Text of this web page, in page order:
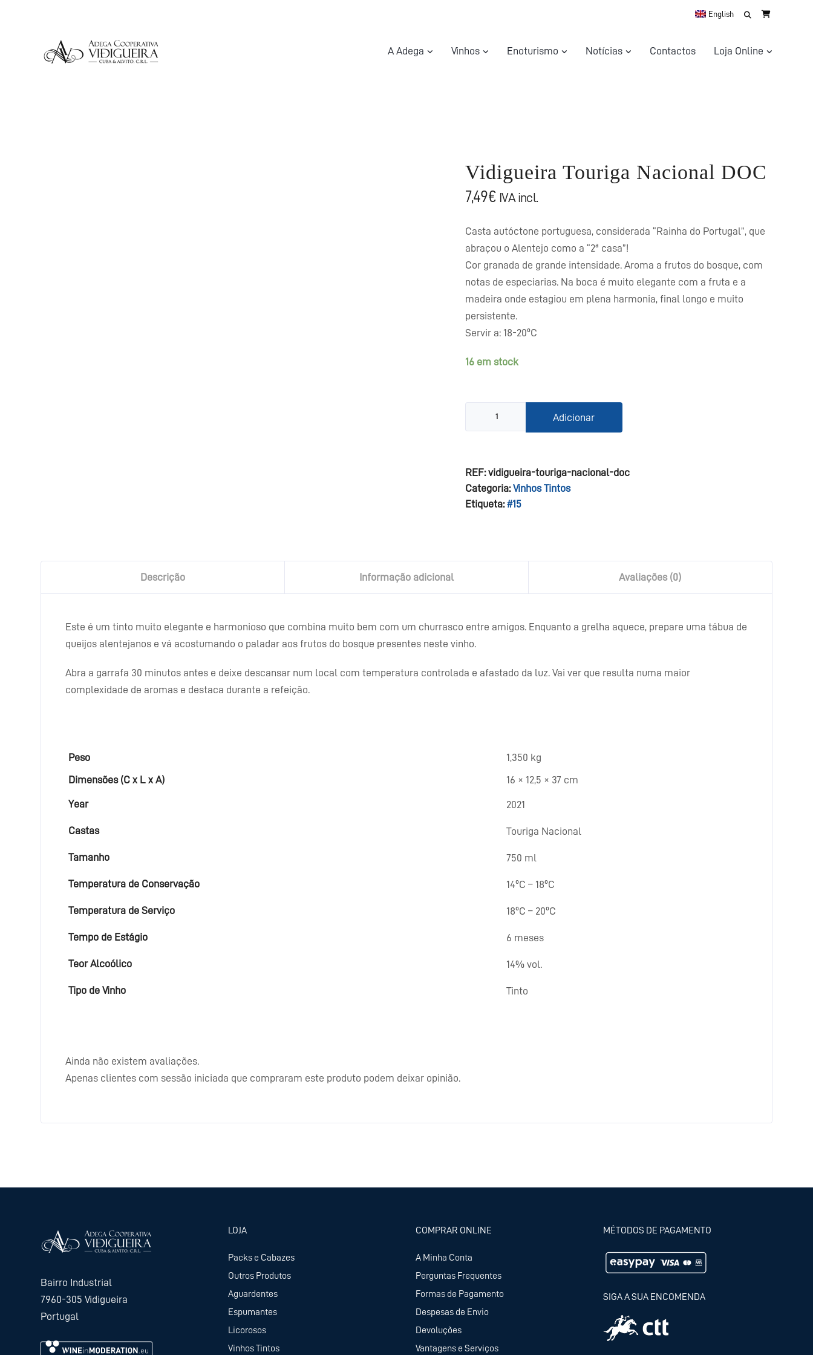
English Search
A Adega
Vinhos Enoturismo Notícias Contactos Loja Online
Vidigueira Touriga Nacional DOC
7,49€ IVA incl.
Casta autóctone portuguesa, considerada “Rainha do Portugal”, que
abraçou o Alentejo como a “2ª casa”!
Cor granada de grande intensidade. Aroma a frutos do bosque, com
notas de especiarias. Na boca é muito elegante com a fruta e a
madeira onde estagiou em plena harmonia, final longo e muito
persistente.
Servir a: 18-20ºC
16 em stock
Nacional
DOC
Adicionar
REF:vidigueira-touriga-nacional-doc
Categoria:Vinhos Tintos
Etiqueta:#15
Descrição Informação adicional Avaliações (0)
Este é um tinto muito elegante e harmonioso que combina muito bem com um churrasco entre amigos. Enquanto a grelha aquece, prepare uma tábua de
queijos alentejanos e vá acostumando o paladar aos frutos do bosque presentes neste vinho.
Abra a garrafa 30 minutos antes e deixe descansar num local com temperatura controlada e afastado da luz. Vai ver que resulta numa maior
complexidade de aromas e destaca durante a refeição.
Peso 1,350 kg
Dimensões (C x L x A) 16 × 12,5 × 37 cm
Year 2021
Castas Touriga Nacional
Tamanho 750 ml
Temperatura de Conservação 14ºC – 18ºC
Temperatura de Serviço 18ºC – 20ºC
Tempo de Estágio 6 meses
Teor Alcoólico 14% vol.
Tipo de Vinho Tinto
Ainda não existem avaliações.
Apenas clientes com sessão iniciada que compraram este produto podem deixar opinião.
Bairro Industrial
7960-305 Vidigueira
Portugal
LOJA
Packs e Cabazes
Outros Produtos
Aguardentes
Espumantes
Licorosos
Vinhos Tintos
COMPRAR ONLINE
A Minha Conta
Perguntas Frequentes
Formas de Pagamento
Despesas de Envio
Devoluções
Vantagens e Serviços
MÉTODOS DE PAGAMENTO
SIGA A SUA ENCOMENDA